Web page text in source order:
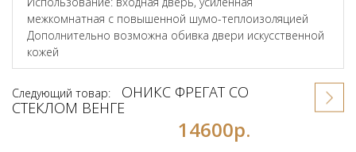
межкомнатная с повышенной шумо-теплоизоляцией
Дополнительно возможна обивка двери искусственной
кожей
Следующий товар:
ОНИКС ФРЕГАТ СО
СТЕКЛОМ ВЕНГЕ
14600р.